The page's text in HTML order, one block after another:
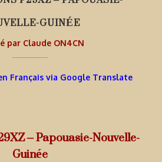
GUINÉE
par Claude ON4CN
Français via Google Translate
– Papouasie-Nouvelle-
Guinée